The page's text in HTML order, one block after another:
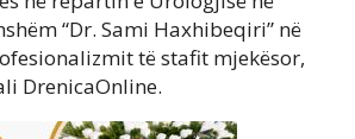
“Dr. Sami Haxhibeqiri” në
të stafit mjekësor,
DrenicaOnline.